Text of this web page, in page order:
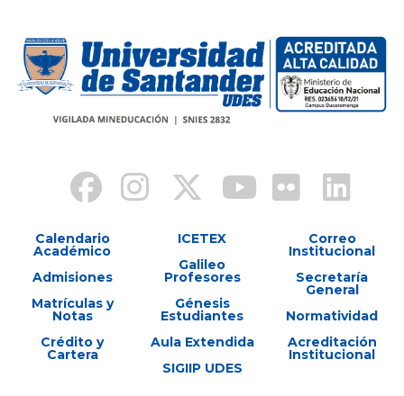
Calendario
Académico
Admisiones
Matrículas y
Notas
Crédito y
Cartera
ICETEX
Galileo
Profesores
Génesis
Estudiantes
Aula Extendida
SIGIIP UDES
Correo
Institucional
Secretaría
General
Normatividad
Acreditación
Institucional